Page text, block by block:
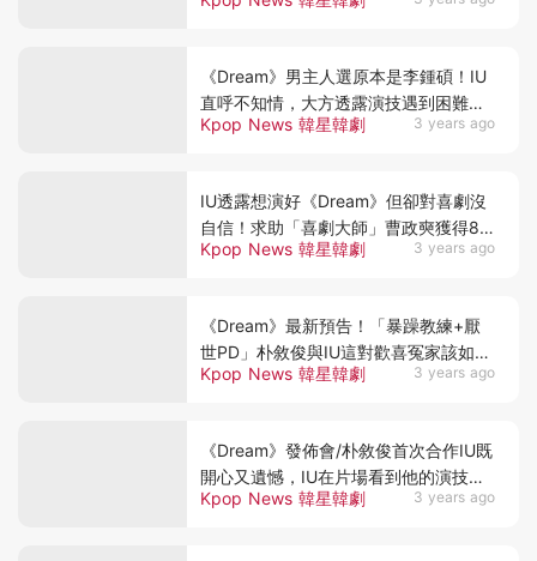
意
Kpop News 韓星韓劇 3 years ago
《Dream》男主人選原本是李鍾碩！IU
直呼不知情，大方透露演技遇到困難會
向男友求救♥︎
Kpop News 韓星韓劇 3 years ago
IU透露想演好《Dream》但卻對喜劇沒
自信！求助「喜劇大師」曹政奭獲得8
個搞笑版本台詞~
Kpop News 韓星韓劇 3 years ago
《Dream》最新預告！「暴躁教練+厭
世PD」朴敘俊與IU這對歡喜冤家該如何
展開戀愛關係？
Kpop News 韓星韓劇 3 years ago
《Dream》發佈會/朴敘俊首次合作IU既
開心又遺憾，IU在片場看到他的演技受
刺激